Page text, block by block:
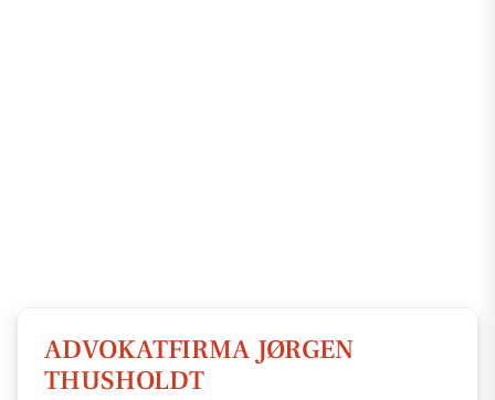
ADVOKATFIRMA JØRGEN
THUSHOLDT